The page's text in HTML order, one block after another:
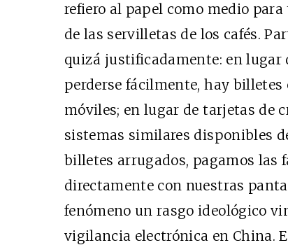
refiero al papel como medio
de las servilletas de los cafés.
quizá justificadamente: en lugar
perderse fácilmente, hay
móviles; en lugar de tarjetas de
sistemas similares disponibles
billetes arrugados, pagamos las
directamente con nuestras
fenómeno un rasgo ideológico
vigilancia electrónica en China.